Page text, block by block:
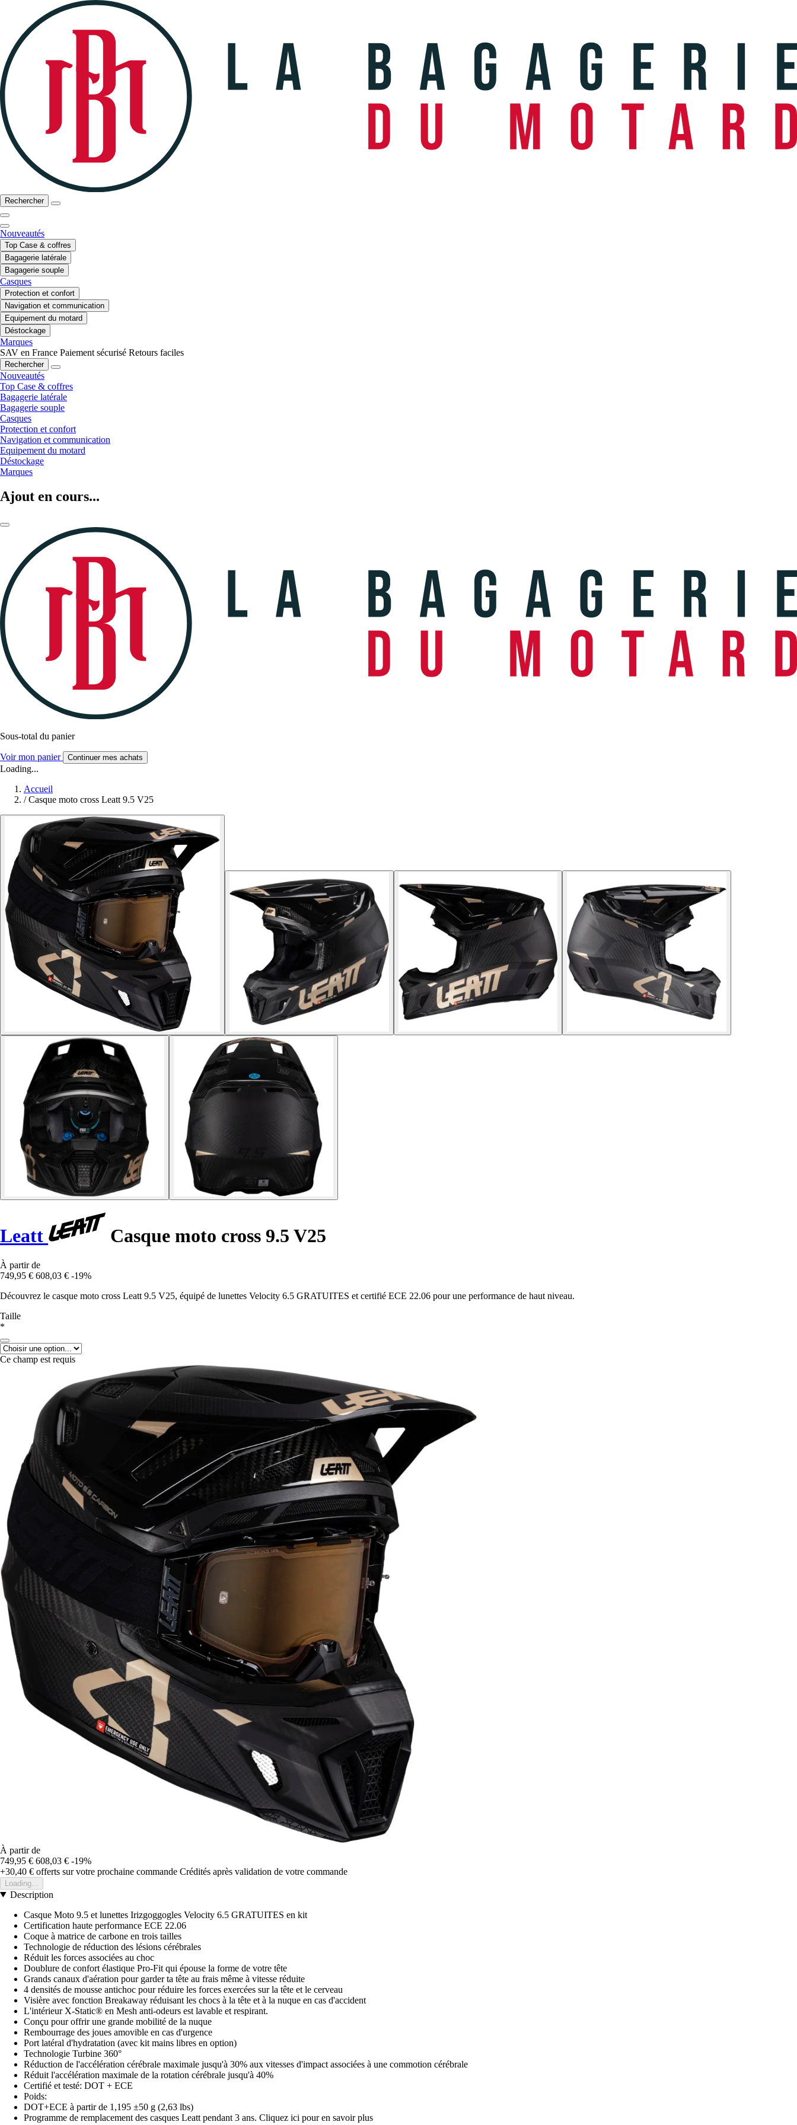
Rechercher
Nouveautés
Top Case & coffres
Bagagerie latérale
Bagagerie souple
Casques
Protection et confort
Navigation et communication
Equipement du motard
Déstockage
Marques
SAV en France Paiement sécurisé Retours faciles
Rechercher
Nouveautés
Top Case & coffres
Bagagerie latérale
Bagagerie souple
Casques
Protection et confort
Navigation et communication
Equipement du motard
Déstockage
Marques
Ajout en cours...
Sous-total du panier
Voir mon panier Continuer mes achats
Loading...
Accueil
/ Casque moto cross Leatt 9.5 V25
Leatt Casque moto cross 9.5 V25
À partir de
749,95 € 608,03 € -19%
Découvrez le casque moto cross Leatt 9.5 V25, équipé de lunettes Velocity 6.5 GRATUITES et certifié ECE 22.06 pour une performance de haut niveau.
Taille
*
Ce champ est requis
À partir de
749,95 € 608,03 € -19%
+30,40 € offerts sur votre prochaine commande Crédités après validation de votre commande
Loading...
Description
Casque Moto 9.5 et lunettes Irizgoggogles Velocity 6.5 GRATUITES en kit
Certification haute performance ECE 22.06
Coque à matrice de carbone en trois tailles
Technologie de réduction des lésions cérébrales
Réduit les forces associées au choc
Doublure de confort élastique Pro-Fit qui épouse la forme de votre tête
Grands canaux d'aération pour garder ta tête au frais même à vitesse réduite
4 densités de mousse antichoc pour réduire les forces exercées sur la tête et le cerveau
Visière avec fonction Breakaway réduisant les chocs à la tête et à la nuque en cas d'accident
L'intérieur X-Static® en Mesh anti-odeurs est lavable et respirant.
Conçu pour offrir une grande mobilité de la nuque
Rembourrage des joues amovible en cas d'urgence
Port latéral d'hydratation (avec kit mains libres en option)
Technologie Turbine 360°
Réduction de l'accélération cérébrale maximale jusqu'à 30% aux vitesses d'impact associées à une commotion cérébrale
Réduit l'accélération maximale de la rotation cérébrale jusqu'à 40%
Certifié et testé: DOT + ECE
Poids:
DOT+ECE à partir de 1,195 ±50 g (2,63 lbs)
Programme de remplacement des casques Leatt pendant 3 ans. Cliquez ici pour en savoir plus